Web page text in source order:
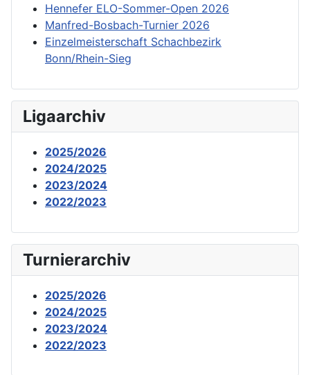
Hennefer ELO-Sommer-Open 2026
Manfred-Bosbach-Turnier 2026
Einzelmeisterschaft Schachbezirk
Bonn/Rhein-Sieg
Ligaarchiv
2025/2026
2024/2025
2023/2024
2022/2023
Turnierarchiv
2025/2026
2024/2025
2023/2024
2022/2023